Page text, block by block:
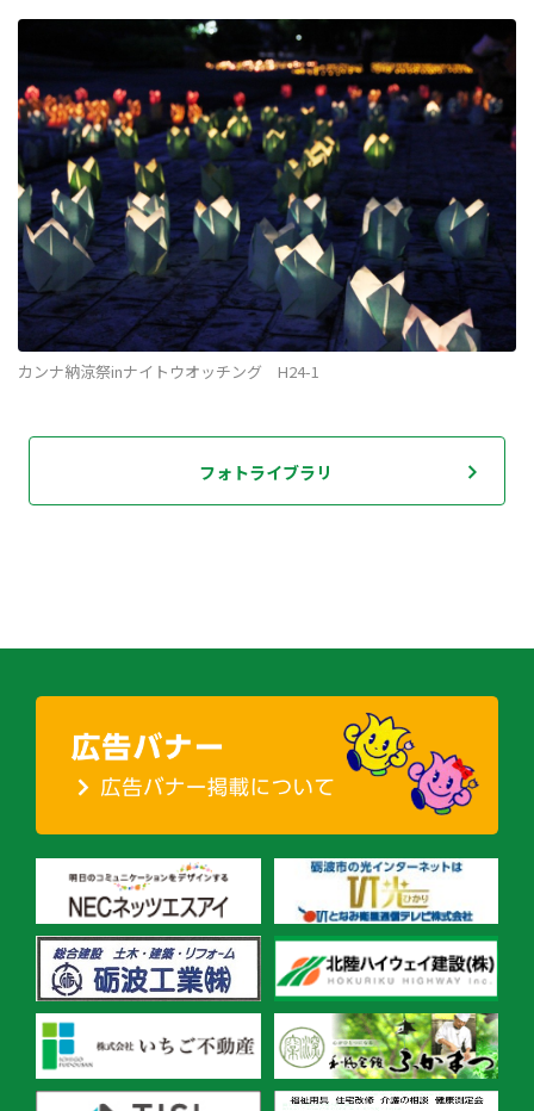
カンナ納涼祭inナイトウオッチング H24-1
フォトライブラリ